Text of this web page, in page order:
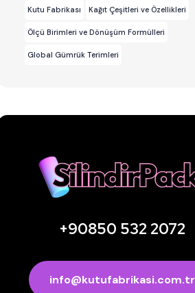
Kutu Fabrikası Kağıt Çeşitleri ve Özellikleri
Ölçü Birimleri ve Dönüşüm Formülleri
Global Gümrük Terimleri
+90850 532 2072
info@kutufabrikasi.com.tr